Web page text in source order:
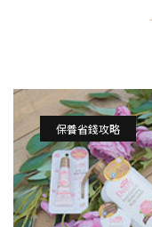
保養省錢攻略